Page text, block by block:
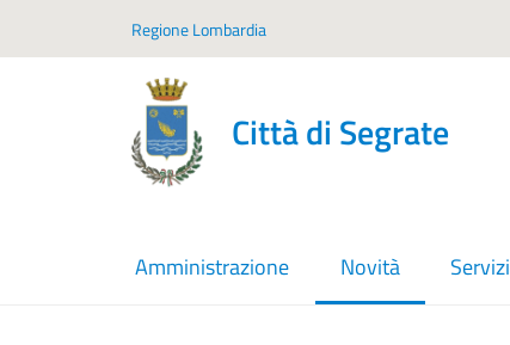
Regione Lombardia
Città di Segrate
Amministrazione Novità
menu selezionato
Servizi